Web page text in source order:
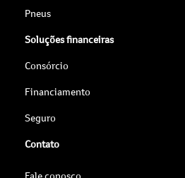
Pneus
Soluções financeiras
Consórcio
Financiamento
Seguro
Contato